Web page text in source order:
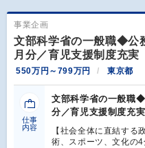
事業企画
文部科学省の一般職◆公
月分／育児支援制度充実
550万円～799万円 東京都
仕事
内容
文部科学省の一般職
分／育児支援制度充実
【社会全体に直結する
術、スポーツ、文化の